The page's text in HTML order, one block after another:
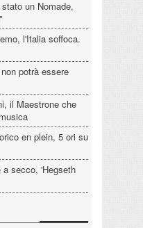
un Nomade,
l'Italia soffoca.
potrà essere
il Maestrone che
en plein, 5 ori su
a secco, 'Hegseth